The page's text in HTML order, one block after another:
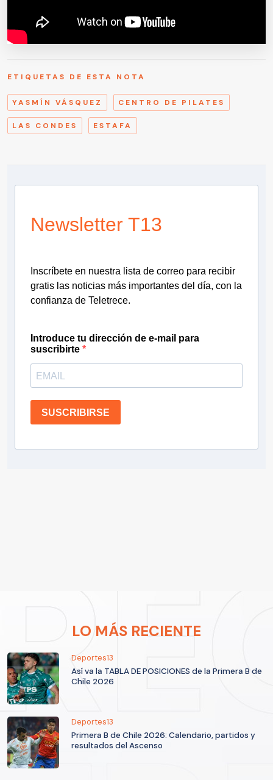
ETIQUETAS DE ESTA NOTA
YASMÍN VÁSQUEZ CENTRO DE PILATES
LAS CONDES ESTAFA
Newsletter T13
Inscríbete en nuestra lista de correo para recibir
gratis las noticias más importantes del día, con la
confianza de Teletrece.
Introduce tu dirección de e-mail para
suscribirte
SUSCRIBIRSE
LO MÁS RECIENTE
Deportes13
Así va la TABLA DE POSICIONES de la Primera B de
Chile 2026
Deportes13
Primera B de Chile 2026: Calendario, partidos y
resultados del Ascenso